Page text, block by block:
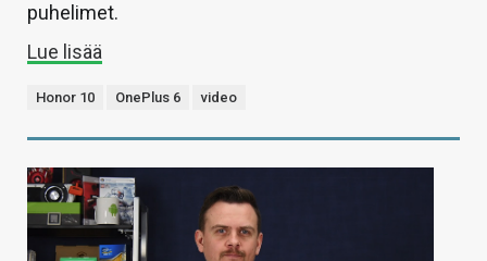
puhelimet.
Lue lisää
Honor 10 OnePlus 6 video